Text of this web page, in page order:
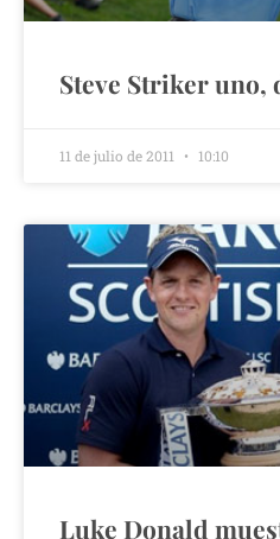
Steve Striker uno,
11 de julio de 2011 10:10
Luke Donald